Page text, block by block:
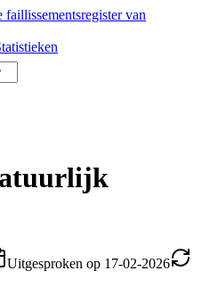
faillissementsregister van
Uitgesproken op 17-02-2026